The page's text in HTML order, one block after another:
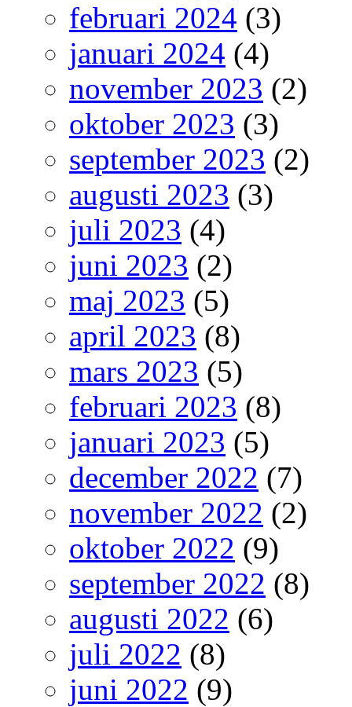
februari 2024 (3)
januari 2024 (4)
november 2023 (2)
oktober 2023 (3)
september 2023 (2)
augusti 2023 (3)
juli 2023 (4)
juni 2023 (2)
maj 2023 (5)
april 2023 (8)
mars 2023 (5)
februari 2023 (8)
januari 2023 (5)
december 2022 (7)
november 2022 (2)
oktober 2022 (9)
september 2022 (8)
augusti 2022 (6)
juli 2022 (8)
juni 2022 (9)